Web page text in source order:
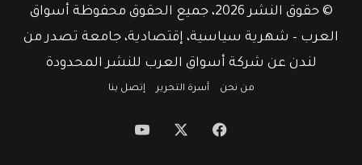
© حقوق النشر 2026، جميع الحقوق محفوظة أسواق
العرب – شهرية سياسية، إقتصادية، جامعة تصدر من
لندن عن شركة أسواق العرب للنشر المحدودة
من نحن أسرة التحرير إتصل بنا
فيسبوك ‫YouTube